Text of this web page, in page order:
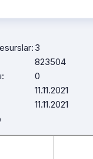
3
823504
0
11.11.2021
11.11.2021